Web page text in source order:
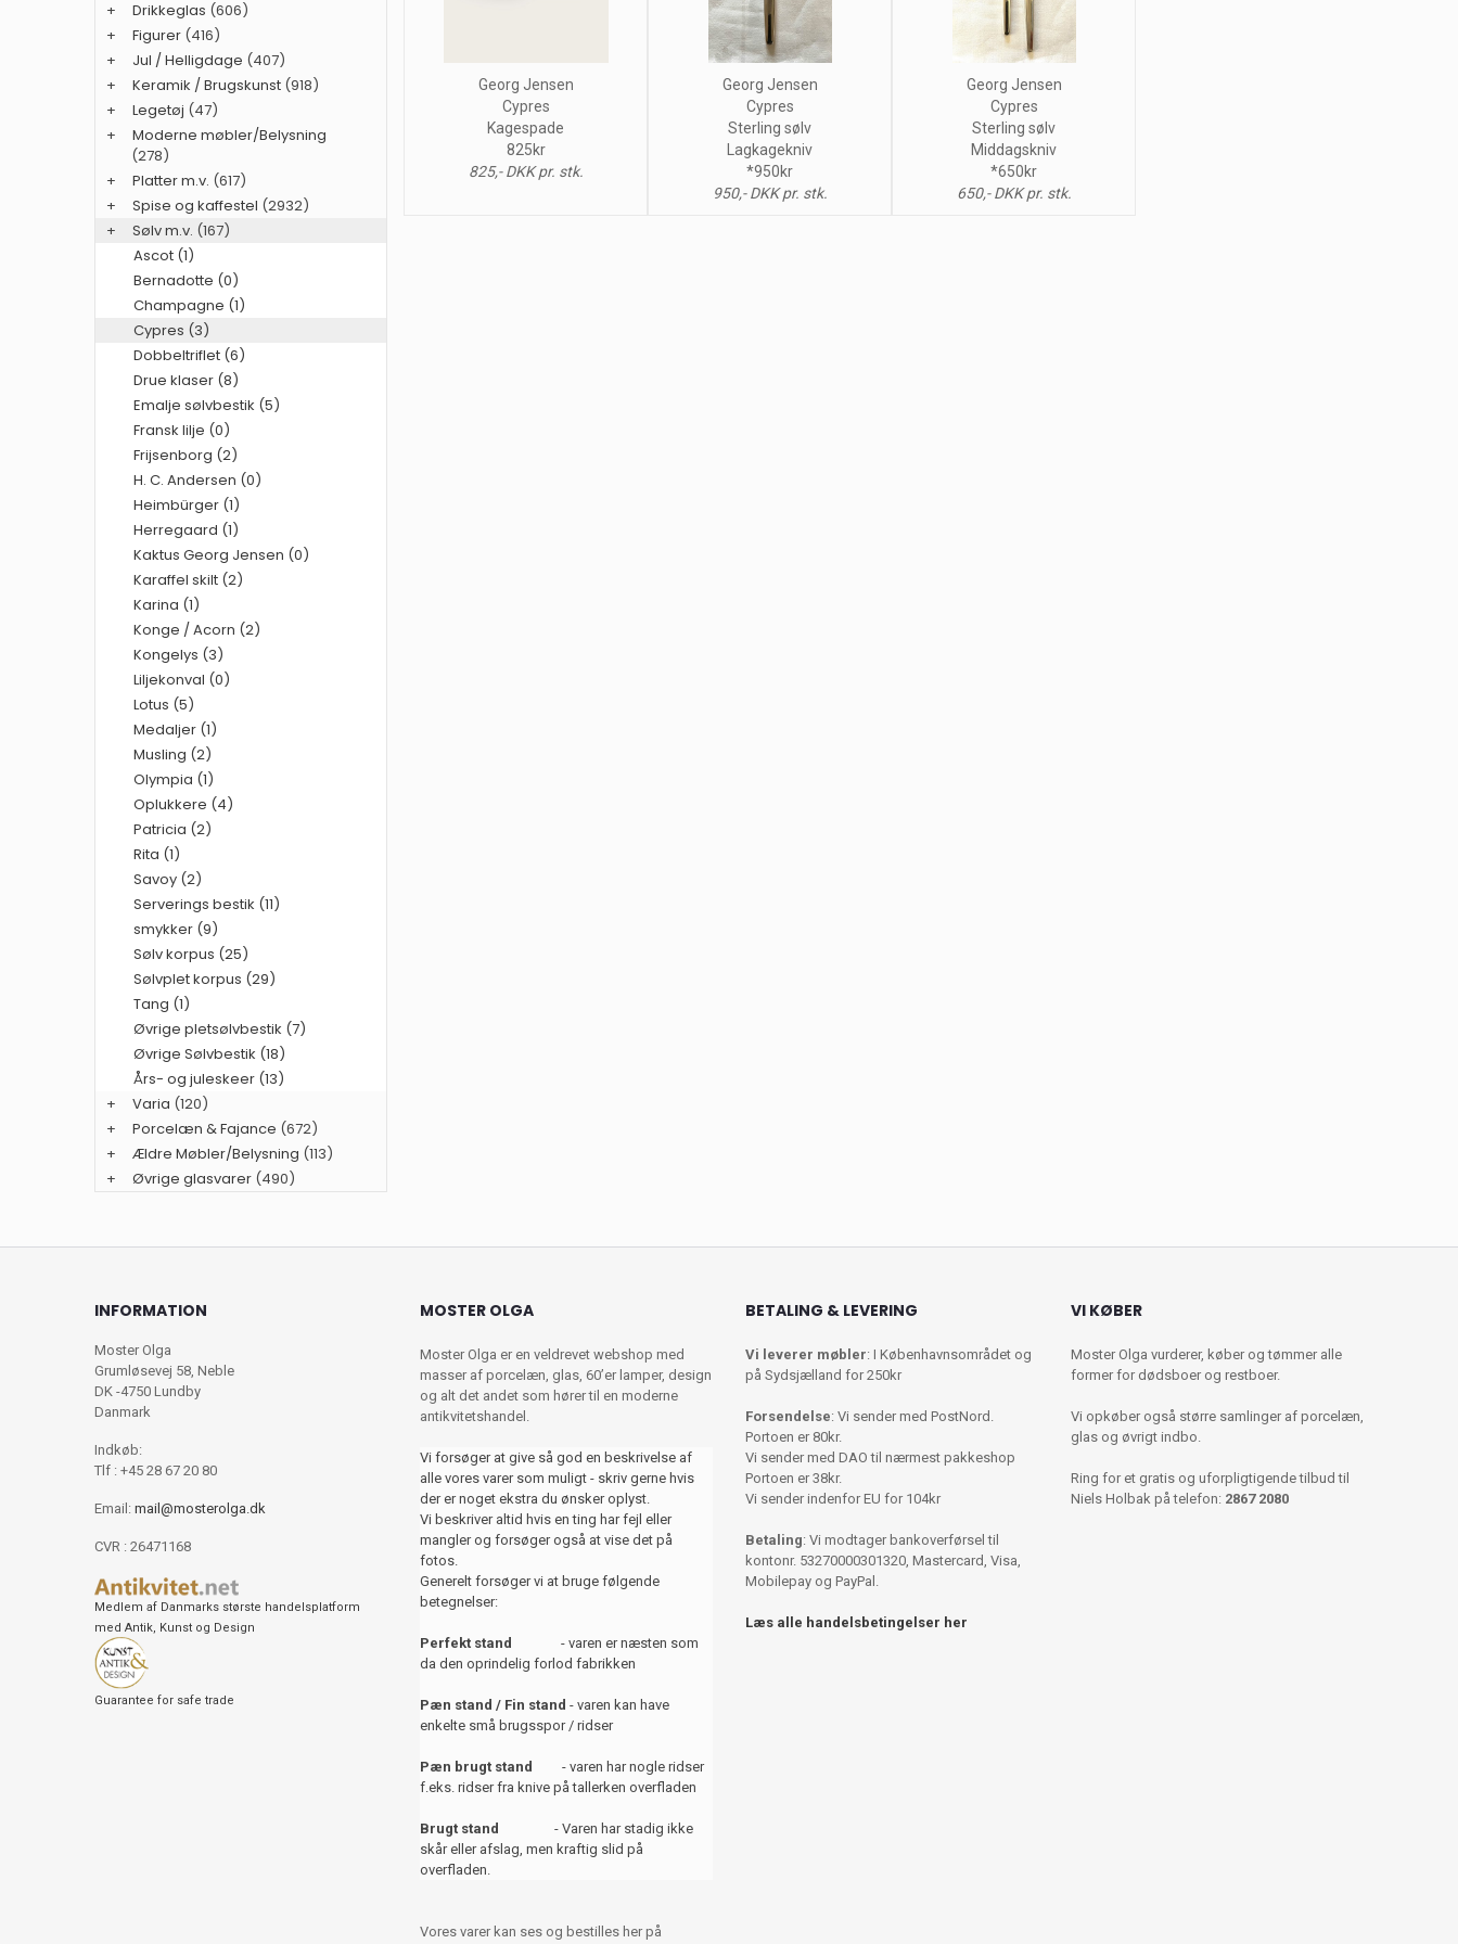
Georg Jensen
Cypres
Kagespade
825kr
825,- DKK pr. stk.
Georg Jensen
Cypres
Sterling sølv
Lagkagekniv
*950kr
950,- DKK pr. stk.
Georg Jensen
Cypres
Sterling sølv
Middagskniv
*650kr
650,- DKK pr. stk.
+ Drikkeglas (606)
+
Figurer (416)
+
Jul / Helligdage (407)
+
Keramik / Brugskunst (918)
+
Legetøj (47)
+
Moderne møbler/Belysning
(278)
+
Platter m.v. (617)
+
Spise og kaffestel (2932)
+
Sølv m.v. (167)
Ascot (1)
Bernadotte (0)
Champagne (1)
Cypres (3)
Dobbeltriflet (6)
Drue klaser (8)
Emalje sølvbestik (5)
Fransk lilje (0)
Frijsenborg (2)
H. C. Andersen (0)
Heimbürger (1)
Herregaard (1)
Kaktus Georg Jensen (0)
Karaffel skilt (2)
Karina (1)
Konge / Acorn (2)
Kongelys (3)
Liljekonval (0)
Lotus (5)
Medaljer (1)
Musling (2)
Olympia (1)
Oplukkere (4)
Patricia (2)
Rita (1)
Savoy (2)
Serverings bestik (11)
smykker (9)
Sølv korpus (25)
Sølvplet korpus (29)
Tang (1)
Øvrige pletsølvbestik (7)
Øvrige Sølvbestik (18)
Års- og juleskeer (13)
+
Varia (120)
+
Porcelæn & Fajance (672)
+
Ældre Møbler/Belysning (113)
+
Øvrige glasvarer (490)
INFORMATION
Moster Olga
Grumløsevej 58, Neble
DK -4750 Lundby
Danmark
Indkøb:
Tlf : +45 28 67 20 80
Email: mail@mosterolga.dk
CVR : 26471168
Medlem af Danmarks største handelsplatform
med Antik, Kunst og Design
Guarantee for safe trade
MOSTER OLGA
Moster Olga er en veldrevet webshop med
masser af porcelæn, glas, 60’er lamper, design
og alt det andet som hører til en moderne
antikvitetshandel.
Vi forsøger at give så god en beskrivelse af
alle vores varer som muligt - skriv gerne hvis
der er noget ekstra du ønsker oplyst.
Vi beskriver altid hvis en ting har fejl eller
mangler og forsøger også at vise det på
fotos.
Generelt forsøger vi at bruge følgende
betegnelser:
Perfekt stand
- varen er næsten som
da den oprindelig forlod fabrikken
Pæn stand / Fin stand - varen kan have
enkelte små brugsspor / ridser
Pæn brugt stand
- varen har nogle ridser
f.eks. ridser fra knive på tallerken overfladen
Brugt stand
- Varen har stadig ikke
skår eller afslag, men kraftig slid på
overfladen.
Vores varer kan ses og bestilles her på
BETALING & LEVERING
Vi leverer møbler: I Københavnsområdet og
på Sydsjælland for 250kr
Forsendelse: Vi sender med PostNord.
Portoen er 80kr.
Vi sender med DAO til nærmest pakkeshop
Portoen er 38kr.
Vi sender indenfor EU for 104kr
Betaling: Vi modtager bankoverførsel til
kontonr. 53270000301320, Mastercard, Visa,
Mobilepay og PayPal.
Læs alle handelsbetingelser her
VI KØBER
Moster Olga vurderer, køber og tømmer alle
former for dødsboer og restboer.
Vi opkøber også større samlinger af porcelæn,
glas og øvrigt indbo.
Ring for et gratis og uforpligtigende tilbud til
Niels Holbak på telefon: 2867 2080